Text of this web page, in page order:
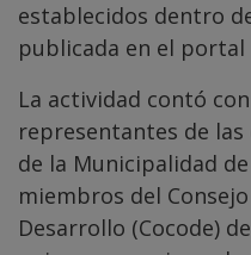
establecidos dentro
publicada en el portal
La actividad contó
representantes de
de la Municipalidad
miembros del
Desarrollo (Cocode)